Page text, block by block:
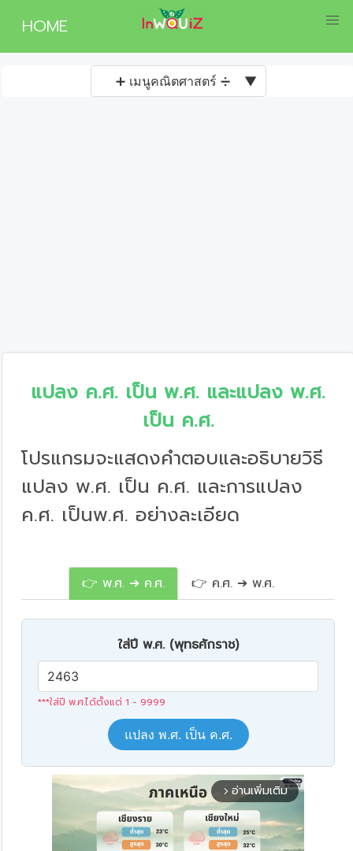
HOME
➕ เมนูคณิตศาสตร์ ➗ ▼
แปลง ค.ศ. เป็น พ.ศ. และแปลง พ.ศ.
เป็น ค.ศ.
โปรแกรมจะแสดงคำตอบและอธิบายวิธี
แปลง พ.ศ. เป็น ค.ศ. และการแปลง
ค.ศ. เป็นพ.ศ. อย่างละเอียด
👉 พ.ศ. ➔ ค.ศ. 👉 ค.ศ. ➔ พ.ศ.
ใส่ปี พ.ศ. (พุทธศักราช)
***ใส่ปี พ.ศ.ได้ตั้งแต่ 1 - 9999
แปลง พ.ศ. เป็น ค.ศ.
arrow_forward_ios อ่านเพิ่มเติม